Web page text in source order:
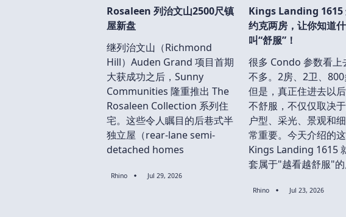
Rosaleen 列治文山2500尺镇
屋新盘
继列治文山（Richmond
Hill）Auden Grand 项目首期
大获成功之后，Sunny
Communities 隆重推出 The
Rosaleen Collection 系列住
宅。这些令人瞩目的后巷式半
独立屋（rear-lane semi-
detached homes
Rhino Jul 29, 2026
Kings Landing 1615
约克两房，让你知道
叫“舒服”！
很多 Condo 参数看上
不多。2房、2卫、800
但是，真正住进去以
不舒服，不仅仅取决于
户型、采光、景观和
常重要。今天介绍的
Kings Landing 1615
套属于"越看越舒服"的
Rhino Jul 23, 2026